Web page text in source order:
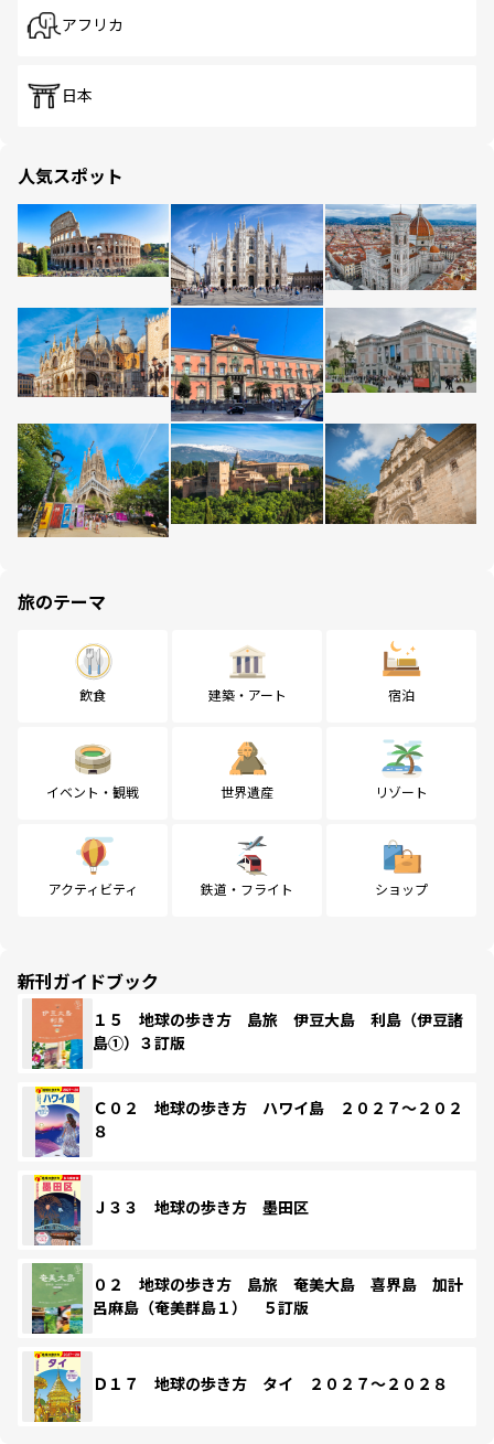
アフリカ
日本
人気スポット
旅のテーマ
飲食 建築・アート 宿泊
イベント・観戦 世界遺産 リゾート
アクティビティ 鉄道・フライト ショップ
新刊ガイドブック
１５ 地球の歩き方 島旅 伊豆大島 利島（伊豆諸
島①）３訂版
Ｃ０２ 地球の歩き方 ハワイ島 ２０２７～２０２
８
Ｊ３３ 地球の歩き方 墨田区
０２ 地球の歩き方 島旅 奄美大島 喜界島 加計
呂麻島（奄美群島１） ５訂版
Ｄ１７ 地球の歩き方 タイ ２０２７～２０２８